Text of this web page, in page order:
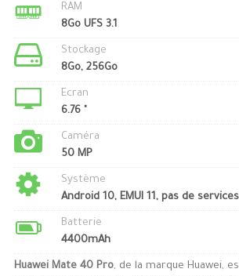
RAM
8Go UFS 3.1
Stockage
8Go, 256Go
Ecran
6.76 "
Caméra
50 MP
Système
Android 10, EMUI 11, pas de
Batterie
4400mAh
Huawei Mate 40 Pro, de la marque Huawei,